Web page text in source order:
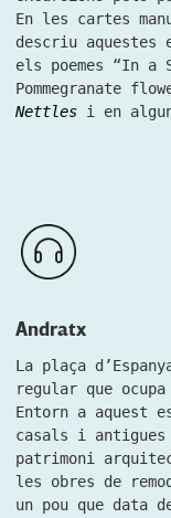
En les cartes
descriu aquestes
els poemes “In a
Pommegranate
Nettlesi en
Andratx
La plaça
regular que
Entorn a aquest
casals i antigues
patrimoni
les obres de
un pou que data